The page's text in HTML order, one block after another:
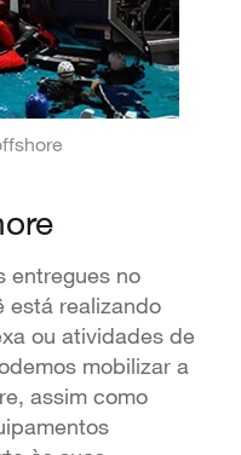
entregues no
está realizando
ou atividades de
mobilizar a
assim como